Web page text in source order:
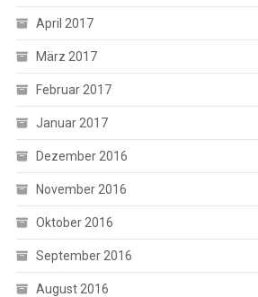
April 2017
März 2017
Februar 2017
Januar 2017
Dezember 2016
November 2016
Oktober 2016
September 2016
August 2016